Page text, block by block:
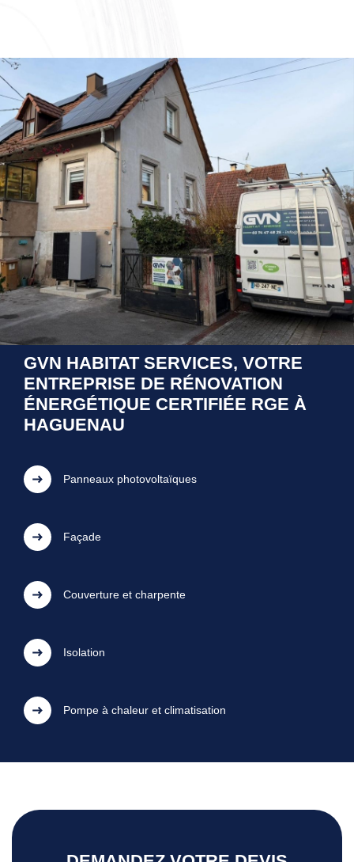
GVN HABITAT SERVICES, VOTRE
ENTREPRISE DE RÉNOVATION
ÉNERGÉTIQUE CERTIFIÉE RGE À
HAGUENAU
Panneaux photovoltaïques
Façade
Couverture et charpente
Isolation
Pompe à chaleur et climatisation